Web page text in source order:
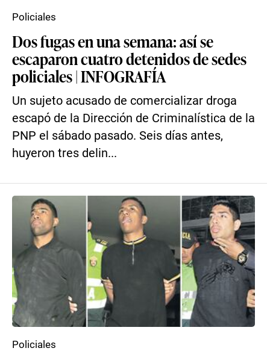
Dos fugas en una semana: así se
escaparon cuatro detenidos de sedes
policiales | INFOGRAFÍA
Un sujeto acusado de comercializar droga
escapó de la Dirección de Criminalística de la
PNP el sábado pasado. Seis días antes,
huyeron tres delin...
Policiales
Policiales